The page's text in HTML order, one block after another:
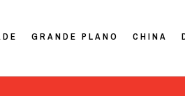
GRANDE PLANO CHINA